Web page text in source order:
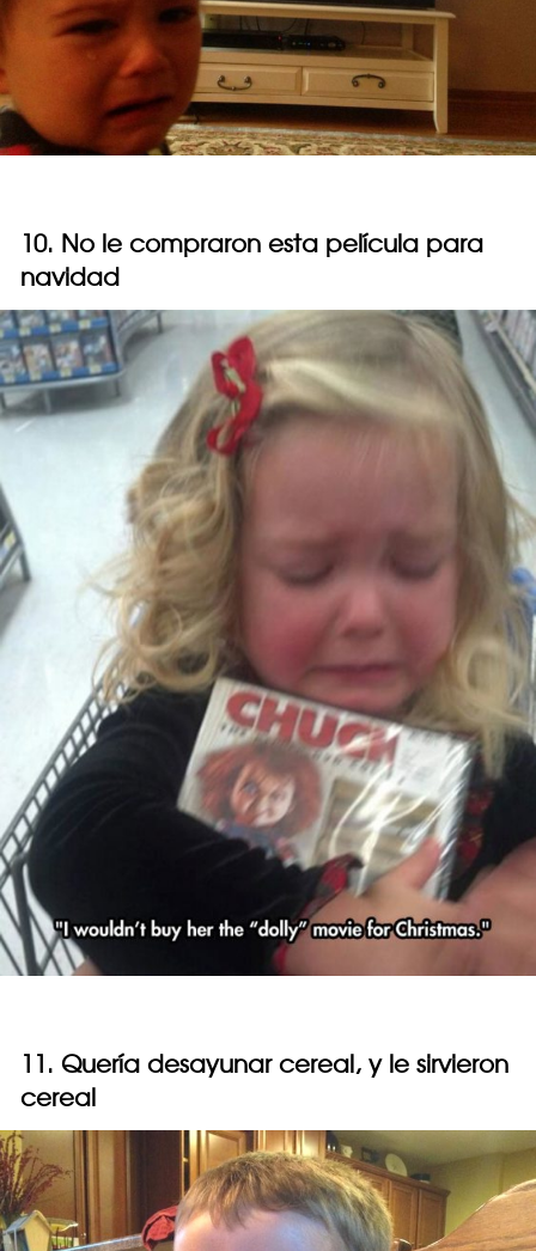
10. No le compraron esta película para
navidad
11. Quería desayunar cereal, y le sirvieron
cereal